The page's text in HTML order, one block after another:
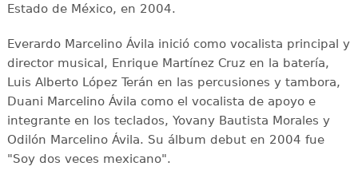
Estado de México, en 2004.
Everardo Marcelino Ávila inició como vocalista principal y
director musical, Enrique Martínez Cruz en la batería,
Luis Alberto López Terán en las percusiones y tambora,
Duani Marcelino Ávila como el vocalista de apoyo e
integrante en los teclados, Yovany Bautista Morales y
Odilón Marcelino Ávila. Su álbum debut en 2004 fue
"Soy dos veces mexicano".